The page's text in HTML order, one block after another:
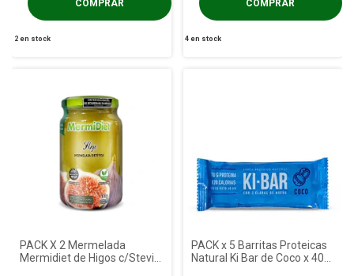
2en stock 4 en stock
PACK X 2 Mermelada
Mermidiet de Higos c/Stevia
PACK x 5 Barritas Proteicas
Natural Ki Bar de Coco x 40